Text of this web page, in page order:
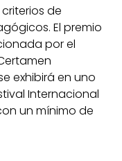
de
El premio
por el
exhibirá en uno
Internacional
un mínimo de